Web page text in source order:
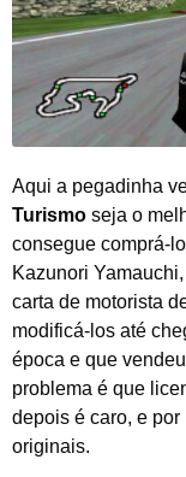
Aqui a pegadinha
Turismo seja o
consegue comprá-
Kazunori
carta de motorista
modificá-los até
época e que
problema é que
depois é caro, e
originais.